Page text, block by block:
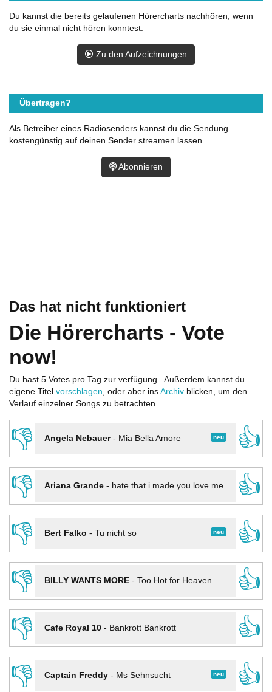
Das hat nicht funktioniert
Die Hörercharts - Vote
now!
Du hast 5 Votes pro Tag zur verfügung.. Außerdem kannst du
eigene Titel vorschlagen, oder aber ins Archiv blicken, um den
Verlauf einzelner Songs zu betrachten.
👎 neu
Angela Nebauer- Mia Bella Amore
👍
👎
Ariana Grande- hate that i made you love me
👍
👎
neu
Bert Falko - Tu nicht so
👍
👎
BILLY WANTS MORE- Too Hot for Heaven
👍
👎
Cafe Royal 10- Bankrott Bankrott
👍
👎
neu
Captain Freddy- Ms Sehnsucht
👍
Du kannst die bereits gelaufenen Hörercharts nachhören, wenn
du sie einmal nicht hören konntest.
Zu den Aufzeichnungen
Übertragen?
Als Betreiber eines Radiosenders kannst du die Sendung
kostengünstig auf deinen Sender streamen lassen.
Abonnieren